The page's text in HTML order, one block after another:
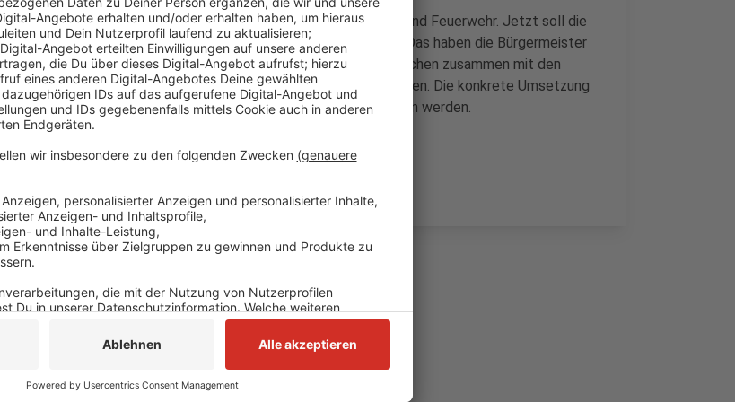
Die gibt es schon seit dem Jahr 2012 in den Bereichen Finanzen und Feuerwehr. Jetzt soll die
Kooperation auch auf andere Fachbereiche ausgedehnt werden. Das haben die Bürgermeister
Erik Lierenfeld für Dormagen und Martin Mertens für Rommerskirchen zusammen mit den
Leitern verschiedener Abteilungen aus den Rathäusern beschlossen. Die konkrete Umsetzung
soll jetzt in weiteren Gesprächen der Fachabteilungen besprochen werden.